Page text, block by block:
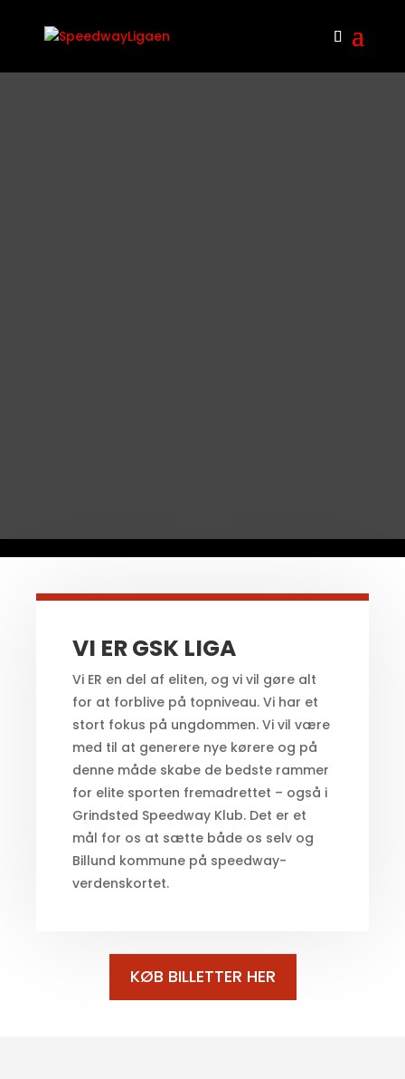
VI ER GSK LIGA
Vi ER en del af eliten, og vi vil gøre alt
for at forblive på topniveau. Vi har et
stort fokus på ungdommen. Vi vil være
med til at generere nye kørere og på
denne måde skabe de bedste rammer
for elite sporten fremadrettet – også i
Grindsted Speedway Klub. Det er et
mål for os at sætte både os selv og
Billund kommune på speedway-
verdenskortet.
KØB BILLETTER HER